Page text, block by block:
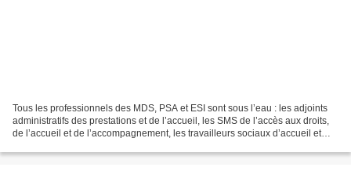
Tous les professionnels des MDS, PSA et ESI sont sous l’eau : les adjoints
administratifs des prestations et de l’accueil, les SMS de l’accès aux droits,
de l’accueil et de l’accompagnement, les travailleurs sociaux d’accueil et